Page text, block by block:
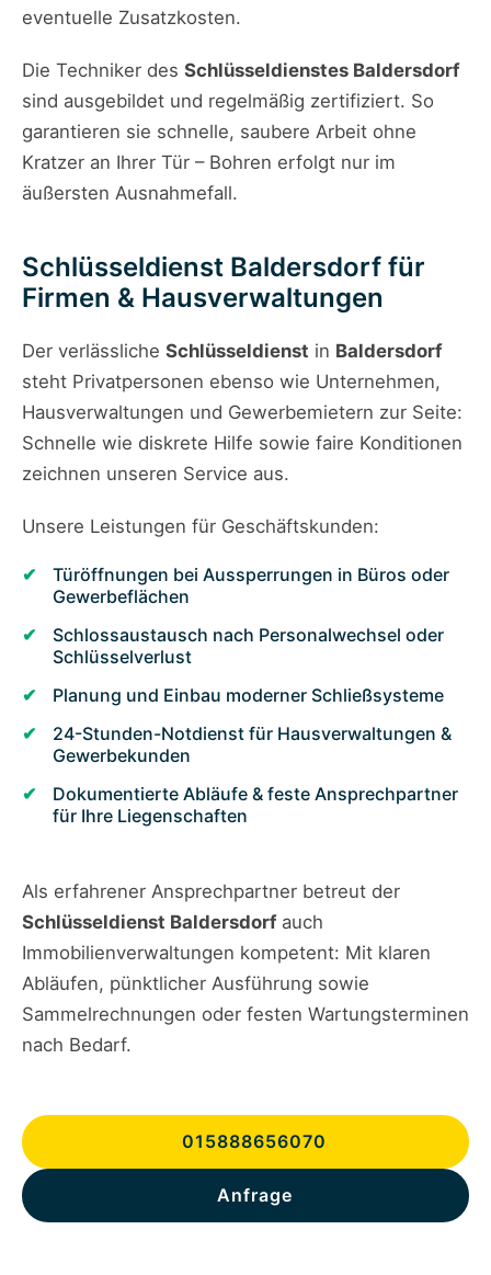
eventuelle Zusatzkosten.
Die Techniker des Schlüsseldienstes Baldersdorf
sind ausgebildet und regelmäßig zertifiziert. So
garantieren sie schnelle, saubere Arbeit ohne
Kratzer an Ihrer Tür – Bohren erfolgt nur im
äußersten Ausnahmefall.
Schlüsseldienst Baldersdorf für
Firmen & Hausverwaltungen
Der verlässliche Schlüsseldienst in Baldersdorf
steht Privatpersonen ebenso wie Unternehmen,
Hausverwaltungen und Gewerbemietern zur Seite:
Schnelle wie diskrete Hilfe sowie faire Konditionen
zeichnen unseren Service aus.
Unsere Leistungen für Geschäftskunden:
Türöffnungen bei Aussperrungen in Büros oder
Gewerbeflächen
Schlossaustausch nach Personalwechsel oder
Schlüsselverlust
Planung und Einbau moderner Schließsysteme
24-Stunden-Notdienst für Hausverwaltungen &
Gewerbekunden
Dokumentierte Abläufe & feste Ansprechpartner
für Ihre Liegenschaften
Als erfahrener Ansprechpartner betreut der
Schlüsseldienst Baldersdorfauch
Immobilienverwaltungen kompetent: Mit klaren
Abläufen, pünktlicher Ausführung sowie
Sammelrechnungen oder festen Wartungsterminen
nach Bedarf.
015888656070
Anfrage